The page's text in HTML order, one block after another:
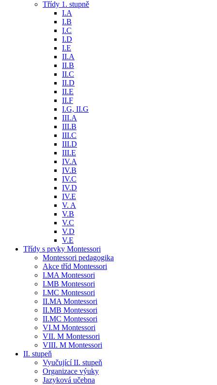
Třídy 1. stupně
I.A
I.B
I.C
I.D
I.E
II.A
II.B
II.C
II.D
II.E
II.F
I.G, II.G
III.A
III.B
III.C
III.D
III.E
IV.A
IV.B
IV.C
IV.D
IV.E
V. A
V.B
V.C
V.D
V.E
Třídy s prvky Montessori
Montessori pedagogika
Akce tříd Montessori
I.MA Montessori
I.MB Montessori
I.MC Montessori
II.MA Montessori
II.MB Montessori
II.MC Montessori
VI.M Montessori
VII. M Montessori
VIII. M Montessori
II. stupeň
Vyučující II. stupeň
Organizace výuky
Jazyková učebna